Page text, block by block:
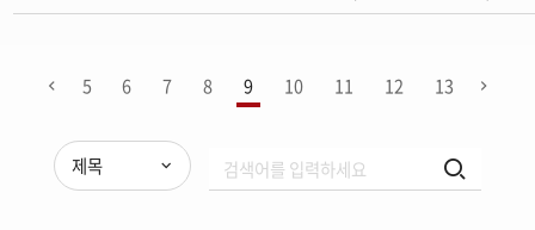
5 6 7 8 9 10 11 12 13
제목